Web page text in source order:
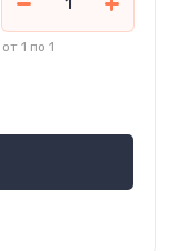
от 1 по 1